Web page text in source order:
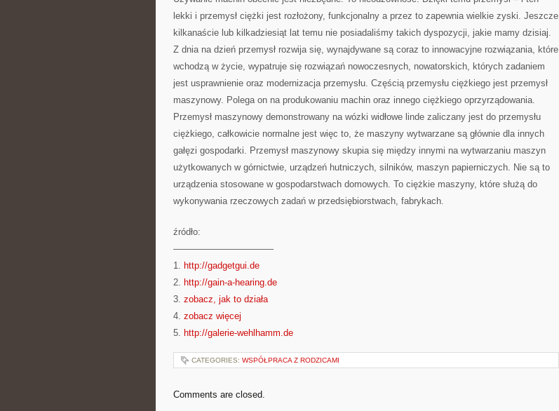
lekki i przemysł ciężki jest rozłożony, funkcjonalny a przez to zapewnia wielkie zyski. Jeszcze
kilkanaście lub kilkadziesiąt lat temu nie posiadaliśmy takich dyspozycji, jakie mamy dzisiaj.
Z dnia na dzień przemysł rozwija się, wynajdywane są coraz to innowacyjne rozwiązania, które
wchodzą w życie, wypatruje się rozwiązań nowoczesnych, nowatorskich, których zadaniem
jest usprawnienie oraz modernizacja przemysłu. Częścią przemysłu ciężkiego jest przemysł
maszynowy. Polega on na produkowaniu machin oraz innego ciężkiego oprzyrządowania.
Przemysł maszynowy demonstrowany na wózki widłowe linde zaliczany jest do przemysłu
ciężkiego, całkowicie normalne jest więc to, że maszyny wytwarzane są głównie dla innych
gałęzi gospodarki. Przemysł maszynowy skupia się między innymi na wytwarzaniu maszyn
użytkowanych w górnictwie, urządzeń hutniczych, silników, maszyn papierniczych. Nie są to
urządzenia stosowane w gospodarstwach domowych. To ciężkie maszyny, które służą do
wykonywania rzeczowych zadań w przedsiębiorstwach, fabrykach.
źródło:
———————————
1. http://gadgetgui.de
2. http://gain-a-hearing.de
3. zobacz, jak to działa
4. zobacz więcej
5. http://galerie-wehlhamm.de
CATEGORIES: WSPÓŁPRACA Z RODZICAMI
Comments are closed.